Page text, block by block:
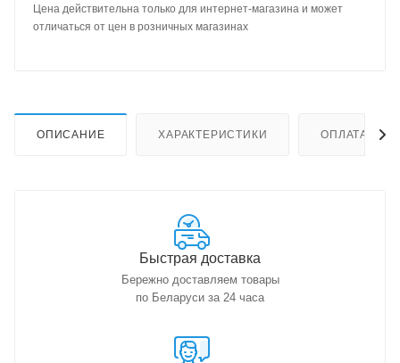
Цена действительна только для интернет-магазина и может
отличаться от цен в розничных магазинах
ОПИСАНИЕ ХАРАКТЕРИСТИКИ ОПЛАТА
Быстрая доставка
Бережно доставляем товары
по Беларуси за 24 часа